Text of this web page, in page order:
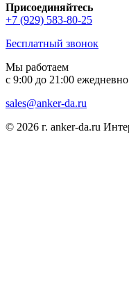
Присоединяйтесь
+7 (929) 583-80-25
Бесплатный звонок
Мы работаем
с 9:00 до 21:00 ежедневно
sales@anker-da.ru
© 2026 г. anker-da.ru